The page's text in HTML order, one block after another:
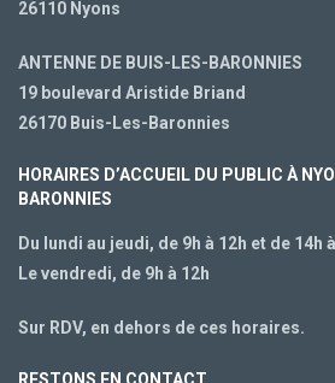
26110 Nyons
ANTENNE DE BUIS-LES-BARONNIES
19 boulevard Aristide Briand
26170 Buis-Les-Baronnies
HORAIRES D’ACCUEIL DU PUBLIC À
BARONNIES
Du lundi au jeudi, de 9h à 12h et de 14h
Le vendredi, de 9h à 12h
Sur RDV, en dehors de ces horaires.